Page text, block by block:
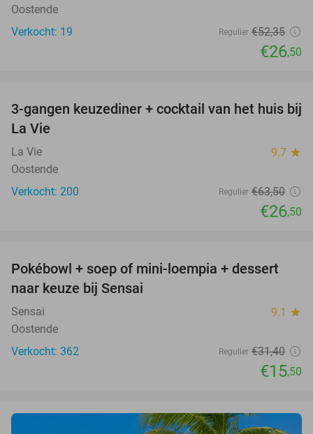
Oostende
Verkocht: 19
Regulier €52,35
€26,50
58%
3-gangen keuzediner + cocktail van het huis bij
La Vie
La Vie 9.7 star
Oostende
Verkocht: 200
Regulier €63,50
€26,50
51%
Pokébowl + soep of mini-loempia + dessert
naar keuze bij Sensai
Sensai 9.1 star
Oostende
Verkocht: 362
Regulier €31,40
€15,50